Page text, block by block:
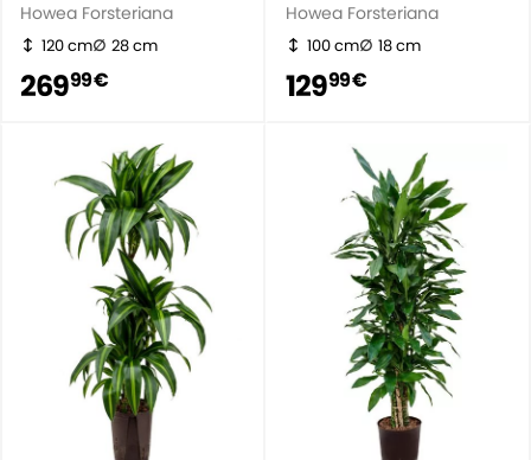
Howea Forsteriana
120 cm 28 cm
26999 €
Howea Forsteriana
100 cm 18 cm
12999 €